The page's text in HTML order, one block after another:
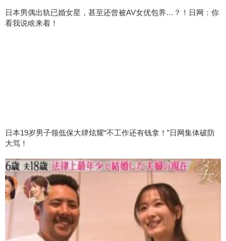
日本男偶出轨已婚女星，甚至还曾被AV女优包养…？！日网：你
看我说啥来着！
日本19岁男子领低保大肆炫耀“不工作还有钱拿！”日网集体破防
大骂！